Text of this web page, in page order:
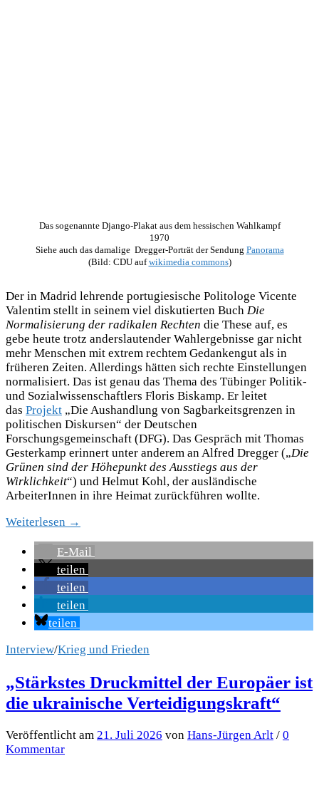
Das sogenannte Django-Plakat aus dem hessischen Wahlkampf
1970
Siehe auch das damalige Dregger-Porträt der Sendung Panorama
(Bild: CDU aufwikimedia commons)
Der in Madrid lehrende portugiesische Politologe Vicente
Valentim stellt in seinem viel diskutierten Buch Die
Normalisierung der radikalen Rechten die These auf, es
gebe heute trotz anderslautender Wahlergebnisse gar nicht
mehr Menschen mit extrem rechtem Gedankengut als in
früheren Zeiten. Allerdings hätten sich rechte Einstellungen
normalisiert. Das ist genau das Thema des Tübinger Politik-
und Sozialwissenschaftlers Floris Biskamp. Er leitet
das Projekt „Die Aushandlung von Sagbarkeitsgrenzen in
politischen Diskursen“ der Deutschen
Forschungsgemeinschaft (DFG). Das Gespräch mit Thomas
Gesterkamp erinnert unter anderem an Alfred Dregger („Die
Grünen sind der Höhepunkt des Ausstiegs aus der
Wirklichkeit“) und Helmut Kohl, der ausländische
ArbeiterInnen in ihre Heimat zurückführen wollte.
Weiterlesen →
E-Mail
teilen
teilen
teilen
teilen
Interview/Krieg und Frieden
„Stärkstes Druckmittel der Europäer ist
die ukrainische Verteidigungskraft“
Veröffentlicht am 21. Juli 2026 von Hans-Jürgen Arlt / 0
Kommentar